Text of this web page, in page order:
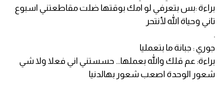
براءة :بس بتعرفي لو امك بوقتها ضلت مقاطعتني اسبوع
تاني وحياة الله لأنتحر
.
جوري : جبانة ما بتعمليا
براءة: عم قلك والله بعملها... حسستني اني فعلا ولا شي
شعور الوحدة اصعب شعور بهالدنيا